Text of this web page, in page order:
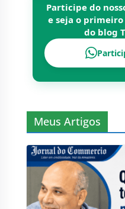
Participe do
e seja o
do blog
Meus Artigos